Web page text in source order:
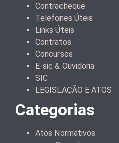
Contracheque
Telefones Úteis
Links Úteis
Contratos
Concursos
E-sic & Ouvidoria
SIC
LEGISLAÇÃO E ATOS
Categorias
Atos Normativos